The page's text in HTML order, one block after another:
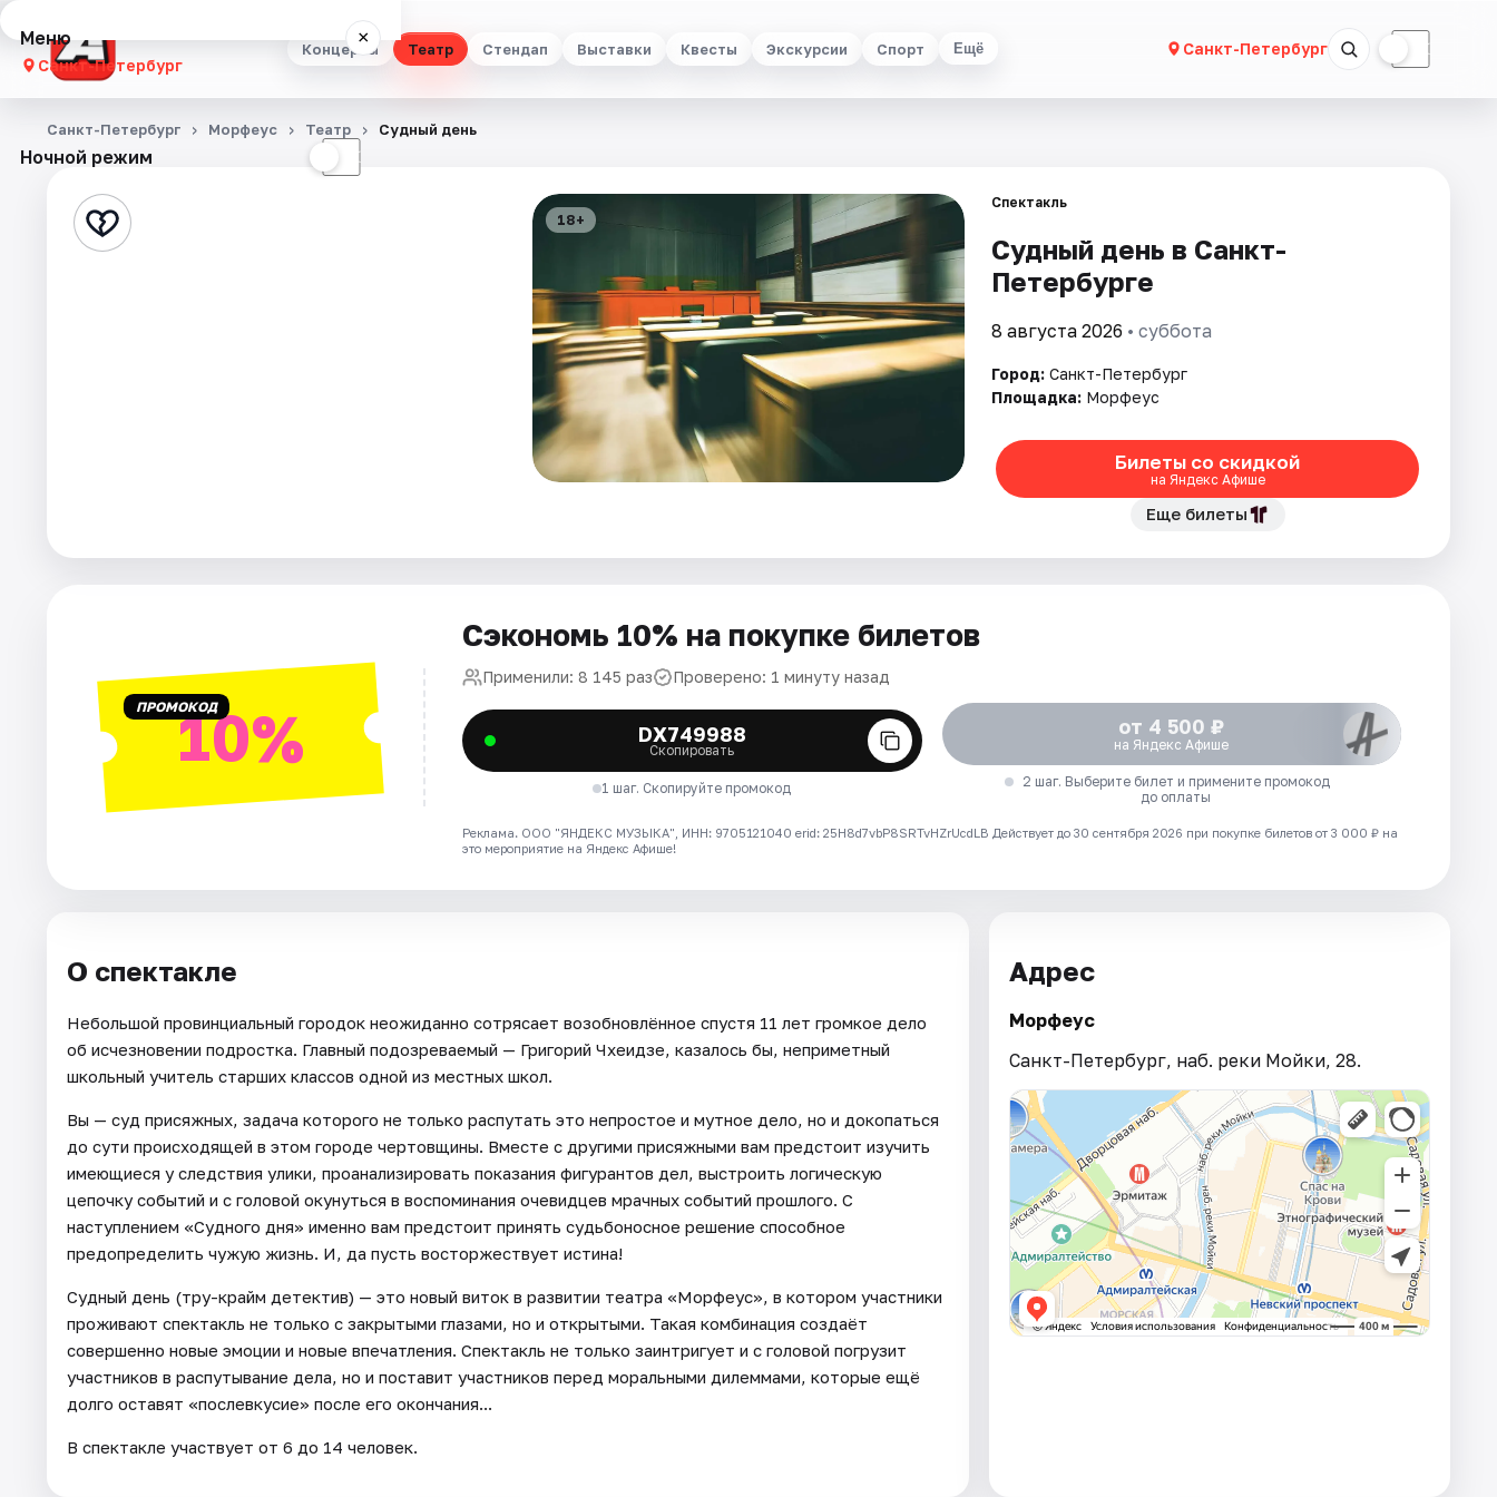
Концерты Театр Стендап Выставки Квесты Экскурсии Спорт Ещё Санкт-Петербург ☾
Меню ×
Санкт-Петербург
Концерты
Стендап
Города
Рейтинги
Ночной режим ☾
Санкт-Петербург Морфеус Театр Судный день
18+
Спектакль
Судный день в Санкт-
Петербурге
8 августа 2026 • суббота
Город: Санкт-Петербург
Площадка: Морфеус
Билеты со скидкой
на Яндекс Афише
Еще билеты
ПРОМОКОД10%
Сэкономь 10% на покупке билетов
Применили: 8 145 раз Проверено: 1 минуту назад
DX749988
Скопировать
1 шаг. Скопируйте промокод
от 4 500 ₽
на Яндекс Афише
2 шаг. Выберите билет и примените промокод
до оплаты
Реклама. ООО "ЯНДЕКС МУЗЫКА", ИНН: 9705121040 erid: 25H8d7vbP8SRTvHZrUcdLB Действует до 30 сентября 2026 при покупке билетов от 3 000 ₽ на
это мероприятие на Яндекс Афише!
О спектакле
Небольшой провинциальный городок неожиданно сотрясает возобновлённое спустя 11 лет громкое дело
об исчезновении подростка. Главный подозреваемый — Григорий Чхеидзе, казалось бы, неприметный
школьный учитель старших классов одной из местных школ.
Вы — суд присяжных, задача которого не только распутать это непростое и мутное дело, но и докопаться
до сути происходящей в этом городе чертовщины. Вместе с другими присяжными вам предстоит изучить
имеющиеся у следствия улики, проанализировать показания фигурантов дел, выстроить логическую
цепочку событий и с головой окунуться в воспоминания очевидцев мрачных событий прошлого. С
наступлением «Судного дня» именно вам предстоит принять судьбоносное решение способное
предопределить чужую жизнь. И, да пусть восторжествует истина!
Судный день (тру-крайм детектив) — это новый виток в развитии театра «Морфеус», в котором участники
проживают спектакль не только с закрытыми глазами, но и открытыми. Такая комбинация создаёт
совершенно новые эмоции и новые впечатления. Спектакль не только заинтригует и с головой погрузит
участников в распутывание дела, но и поставит участников перед моральными дилеммами, которые ещё
долго оставят «послевкусие» после его окончания...
В спектакле участвует от 6 до 14 человек.
Адрес
Морфеус
Санкт-Петербург, наб. реки Мойки, 28.